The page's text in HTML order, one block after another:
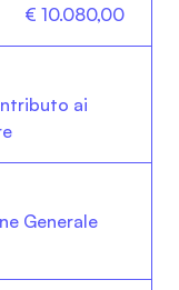
€ 10.080,00
ai
Generale